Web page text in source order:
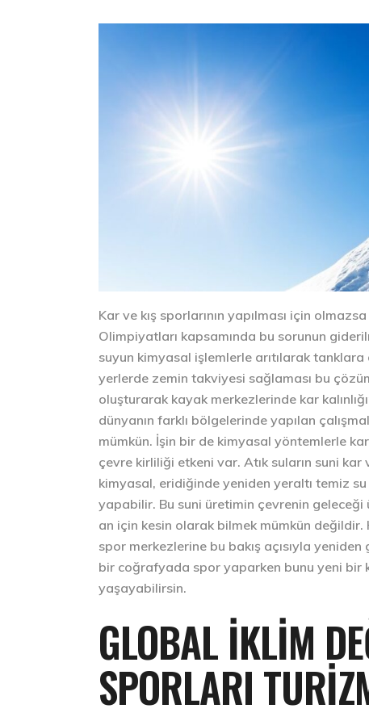
Kar ve kış sporlarının yapılması için
Olimpiyatları kapsamında bu sorunun
suyun kimyasal işlemlerle arıtılarak tanklara
yerlerde zemin takviyesi sağlaması bu
oluşturarak kayak merkezlerinde kar
dünyanın farklı bölgelerinde yapılan
mümkün. İşin bir de kimyasal yöntemlerle
çevre kirliliği etkeni var. Atık suların suni
kimyasal, eridiğinde yeniden yeraltı temiz
yapabilir. Bu suni üretimin çevrenin
an için kesin olarak bilmek mümkün
spor merkezlerine bu bakış açısıyla
bir coğrafyada spor yaparken bunu yeni
yaşayabilirsin.
GLOBAL İKLIM
SPORLARI